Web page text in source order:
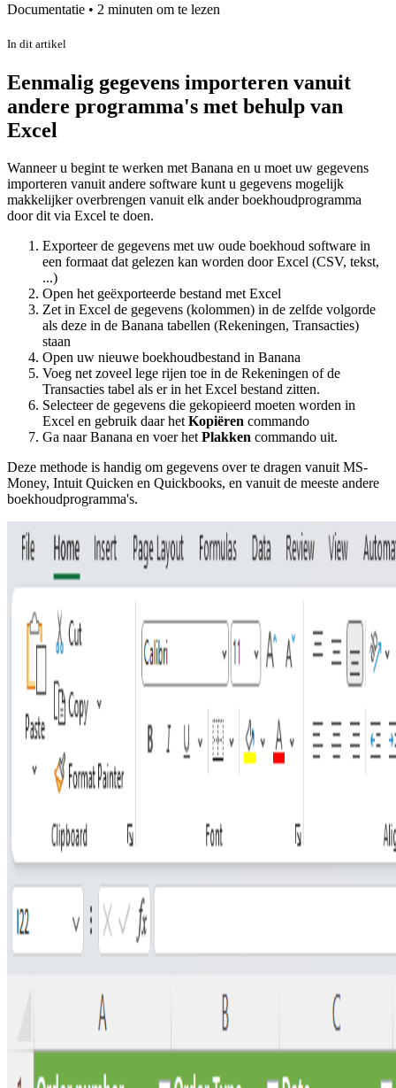
Documentatie • 2 minuten om te lezen
In dit artikel
Eenmalig gegevens importeren vanuit
andere programma's met behulp van
Excel
Wanneer u begint te werken met Banana en u moet uw gegevens
importeren vanuit andere software kunt u gegevens mogelijk
makkelijker overbrengen vanuit elk ander boekhoudprogramma
door dit via Excel te doen.
Exporteer de gegevens met uw oude boekhoud software in
een formaat dat gelezen kan worden door Excel (CSV, tekst,
...)
Open het geëxporteerde bestand met Excel
Zet in Excel de gegevens (kolommen) in de zelfde volgorde
als deze in de Banana tabellen (Rekeningen, Transacties)
staan
Open uw nieuwe boekhoudbestand in Banana
Voeg net zoveel lege rijen toe in de Rekeningen of de
Transacties tabel als er in het Excel bestand zitten.
Selecteer de gegevens die gekopieerd moeten worden in
Excel en gebruik daar het Kopiëren commando
Ga naar Banana en voer het Plakken commando uit.
Deze methode is handig om gegevens over te dragen vanuit MS-
Money, Intuit Quicken en Quickbooks, en vanuit de meeste andere
boekhoudprogramma's.